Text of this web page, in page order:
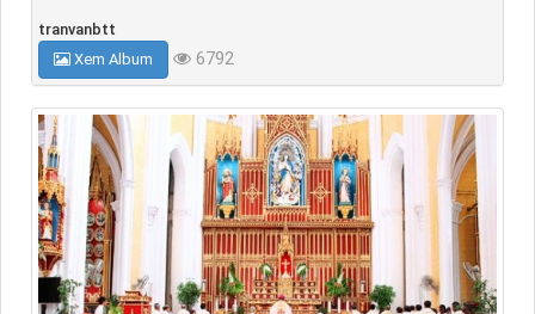
tranvanbtt
Xem Album
6792